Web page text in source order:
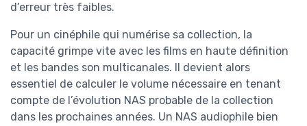
d’erreur très faibles.
Pour un cinéphile qui numérise sa collection, la
capacité grimpe vite avec les films en haute définition
et les bandes son multicanales. Il devient alors
essentiel de calculer le volume nécessaire en tenant
compte de l’évolution NAS probable de la collection
dans les prochaines années. Un NAS audiophile bien